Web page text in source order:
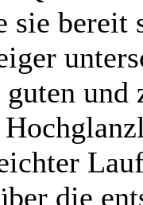
sie bereit
und
die